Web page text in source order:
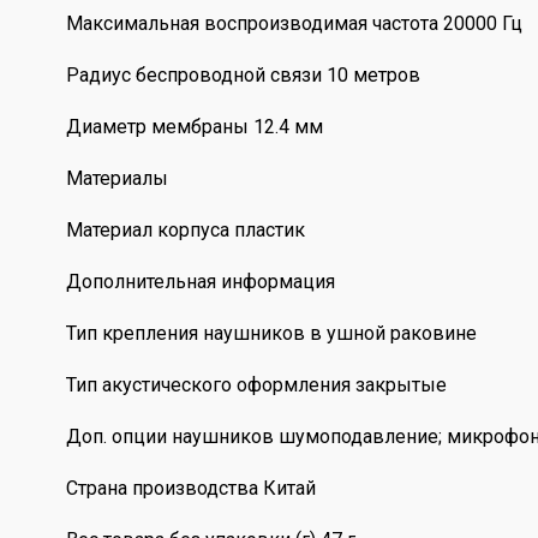
Максимальная воспроизводимая частота 20000 Гц
Радиус беспроводной связи 10 метров
Диаметр мембраны 12.4 мм
Материалы
Материал корпуса пластик
Дополнительная информация
Тип крепления наушников в ушной раковине
Тип акустического оформления закрытые
Доп. опции наушников шумоподавление;
Страна производства Китай